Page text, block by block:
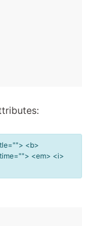
<b>
<em> <i>